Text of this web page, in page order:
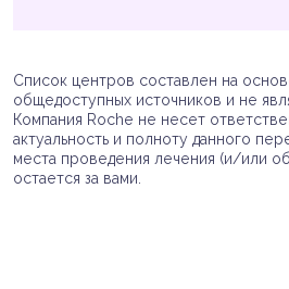
Список центров составлен на
общедоступных источников и не
Компания Roche не несет
актуальность и полноту данного
места проведения лечения (и/или
остается за вами.